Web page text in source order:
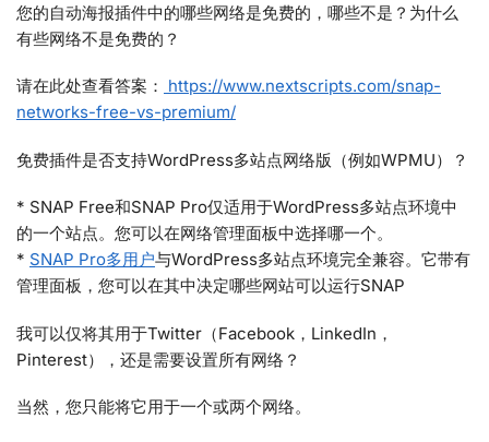
您的自动海报插件中的哪些网络是免费的，哪些不是？为什么
有些网络不是免费的？
请在此处查看答案： https://www.nextscripts.com/snap-
networks-free-vs-premium/
免费插件是否支持WordPress多站点网络版（例如WPMU）？
* SNAP Free和SNAP Pro仅适用于WordPress多站点环境中
的一个站点。您可以在网络管理面板中选择哪一个。
* SNAP Pro多用户与WordPress多站点环境完全兼容。它带有
管理面板，您可以在其中决定哪些网站可以运行SNAP
我可以仅将其用于Twitter（Facebook，LinkedIn，
Pinterest），还是需要设置所有网络？
当然，您只能将它用于一个或两个网络。